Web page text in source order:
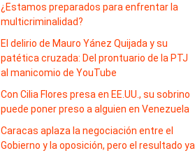
¿Estamos preparados para enfrentar la
multicriminalidad?
El delirio de Mauro Yánez Quijada y su
patética cruzada: Del prontuario de la PTJ
al manicomio de YouTube
Con Cilia Flores presa en EE.UU., su sobrino
puede poner preso a alguien en Venezuela
Caracas aplaza la negociación entre el
Gobierno y la oposición, pero el resultado ya